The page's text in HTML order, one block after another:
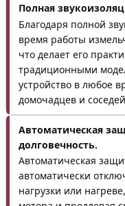
Полная
Благодаря полной
время работы
что делает его
традиционными
устройство в любое
домочадцев и
Автоматическая
долговечность.
Автоматическая
автоматически
нагрузки или